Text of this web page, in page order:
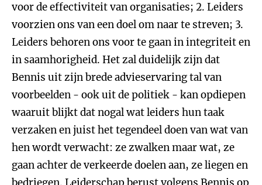
voor de effectiviteit van organisaties; 2. Leiders
voorzien ons van een doel om naar te streven; 3.
Leiders behoren ons voor te gaan in integriteit en
in saamhorigheid. Het zal duidelijk zijn dat
Bennis uit zijn brede advieservaring tal van
voorbeelden - ook uit de politiek - kan opdiepen
waaruit blijkt dat nogal wat leiders hun taak
verzaken en juist het tegendeel doen van wat van
hen wordt verwacht: ze zwalken maar wat, ze
gaan achter de verkeerde doelen aan, ze liegen en